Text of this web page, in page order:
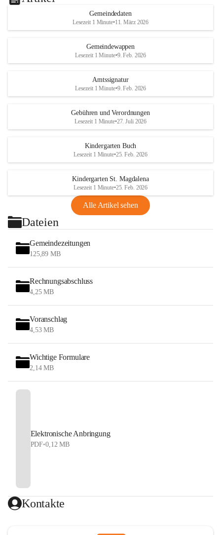
Gemeindedaten
Lesezeit 1 Minute•11. März 2026
Gemeindewappen
Lesezeit 1 Minute•9. Feb. 2026
Amtssignatur
Lesezeit 1 Minute•9. Feb. 2026
Gebühren und Verordnungen
Lesezeit 1 Minute•27. Juli 2026
Kindergarten Buch
Lesezeit 1 Minute•25. Feb. 2026
Kindergarten St. Magdalena
Lesezeit 1 Minute•25. Feb. 2026
Alle Artikel sehen
Dateien
Gemeindezeitungen
125,89 MB
Rechnungsabschluss
4,25 MB
Voranschlag
4,53 MB
Wichtige Formulare
2,14 MB
Elektronische Anbringung
PDF•0,12 MB
Kontakte